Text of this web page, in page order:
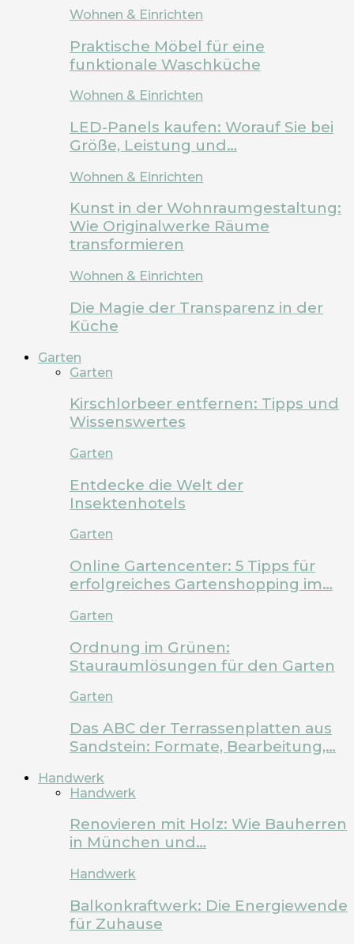
Wohnen & Einrichten
Praktische Möbel für eine
funktionale Waschküche
Wohnen & Einrichten
LED-Panels kaufen: Worauf Sie bei
Größe, Leistung und…
Wohnen & Einrichten
Kunst in der Wohnraumgestaltung:
Wie Originalwerke Räume
transformieren
Wohnen & Einrichten
Die Magie der Transparenz in der
Küche
Garten
Garten
Kirschlorbeer entfernen: Tipps und
Wissenswertes
Garten
Entdecke die Welt der
Insektenhotels
Garten
Online Gartencenter: 5 Tipps für
erfolgreiches Gartenshopping im…
Garten
Ordnung im Grünen:
Stauraumlösungen für den Garten
Garten
Das ABC der Terrassenplatten aus
Sandstein: Formate, Bearbeitung,…
Handwerk
Handwerk
Renovieren mit Holz: Wie Bauherren
in München und…
Handwerk
Balkonkraftwerk: Die Energiewende
für Zuhause